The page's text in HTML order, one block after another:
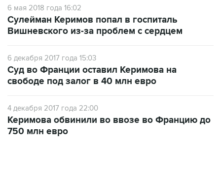
6 мая 2018 года 16:02
Сулейман Керимов попал в госпиталь
Вишневского из-за проблем с сердцем
6 декабря 2017 года 15:03
Суд во Франции оставил Керимова на
свободе под залог в 40 млн евро
4 декабря 2017 года 22:00
Керимова обвинили во ввозе во Францию до
750 млн евро